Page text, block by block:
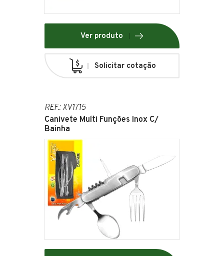
Ver produto
Solicitar cotação
REF.: XV1715
Canivete Multi Funções Inox C/
Bainha